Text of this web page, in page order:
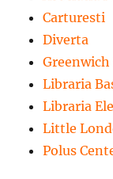
Carturesti
Diverta
Greenwich
Libraria
Libraria
Little
Polus